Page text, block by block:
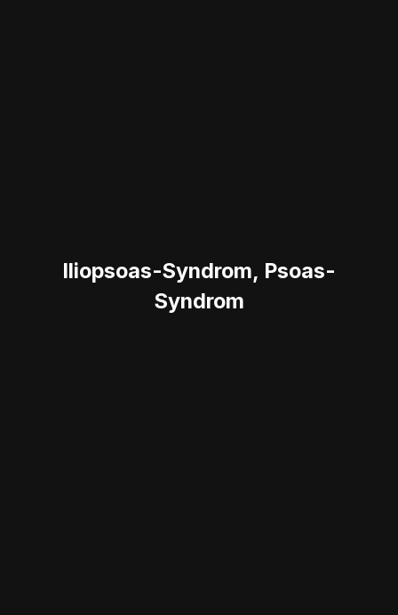
Iliopsoas-Syndrom, Psoas-
Syndrom